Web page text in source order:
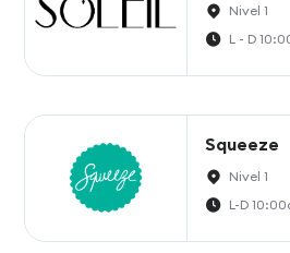
Nivel 1
L - D
Squeeze
Nivel 1
L-D